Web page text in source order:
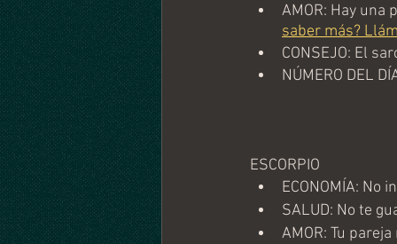
AMOR: Hay
saber más?
CONSEJO: El
NÚMERO DEL
ESCORPIO
ECONOMÍA:
SALUD: No te
AMOR: Tu